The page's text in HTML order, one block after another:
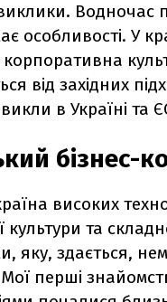
виклики. Водночас
особливості. У
корпоративна
від західних
в Україні та
бізнес-
високих
культури та
яку, здається,
перші